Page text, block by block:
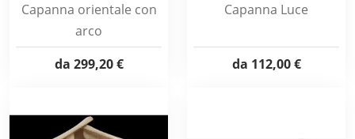
Capanna orientale con
arco
da 299,20 €
Capanna Luce
da 112,00 €